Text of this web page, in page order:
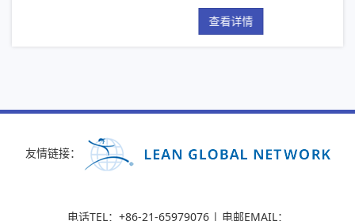
友情链接：
电话TEL：+86-21-65979076 | 电邮EMAIL：